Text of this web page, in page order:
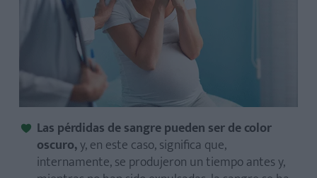
Las pérdidas de sangre pueden ser de color
oscuro,y, en este caso, significa que,
internamente, se produjeron un tiempo antes y,